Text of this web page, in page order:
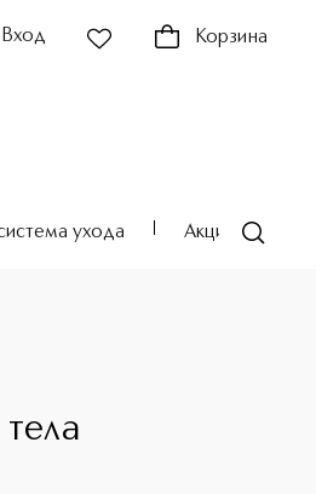
Вход Корзина
ухода Акции
тела